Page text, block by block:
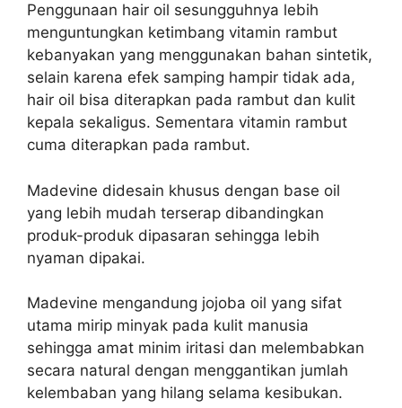
Penggunaan hair oil sesungguhnya lebih
menguntungkan ketimbang vitamin rambut
kebanyakan yang menggunakan bahan sintetik,
selain karena efek samping hampir tidak ada,
hair oil bisa diterapkan pada rambut dan kulit
kepala sekaligus. Sementara vitamin rambut
cuma diterapkan pada rambut.
Madevine didesain khusus dengan base oil
yang lebih mudah terserap dibandingkan
produk-produk dipasaran sehingga lebih
nyaman dipakai.
Madevine mengandung jojoba oil yang sifat
utama mirip minyak pada kulit manusia
sehingga amat minim iritasi dan melembabkan
secara natural dengan menggantikan jumlah
kelembaban yang hilang selama kesibukan.